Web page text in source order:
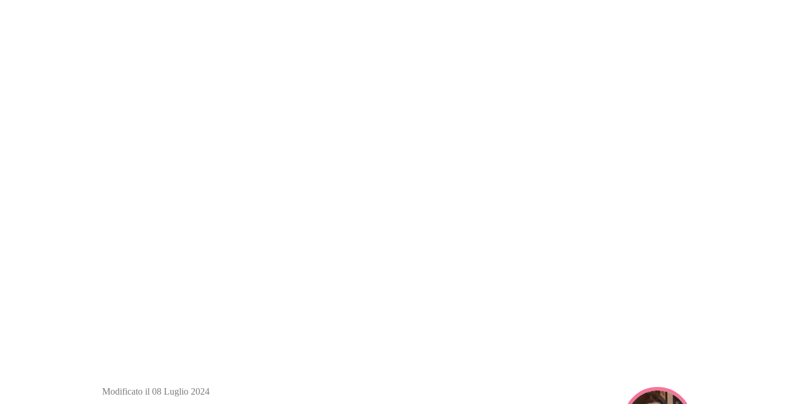
Modificato il 08 Luglio 2024